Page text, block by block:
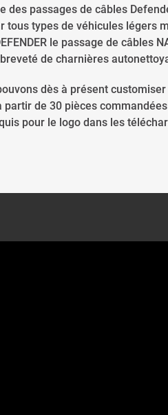
passages de câbles
types de véhicules légers
le passage de câbles
de charnières
dès à présent
de 30 pièces
pour le logo dans les